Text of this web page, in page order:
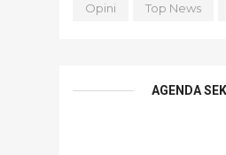
Opini Top News
AGENDA